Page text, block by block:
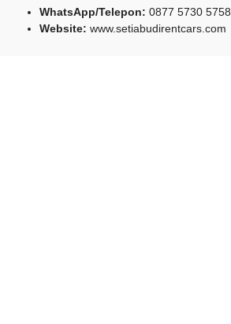
WhatsApp/Telepon: 0877 5730 5758
Website: www.setiabudirentcars.com